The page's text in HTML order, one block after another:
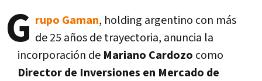
G rupo Gaman, holding argentino con más
de 25 años de trayectoria, anuncia la
incorporación de Mariano Cardozo como
Director de Inversiones en Mercado de